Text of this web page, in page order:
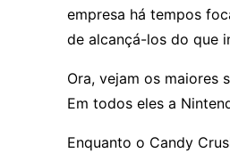
empresa há tempos
de alcançá-los do que
Ora, vejam os maiores
Em todos eles a
Enquanto o Candy